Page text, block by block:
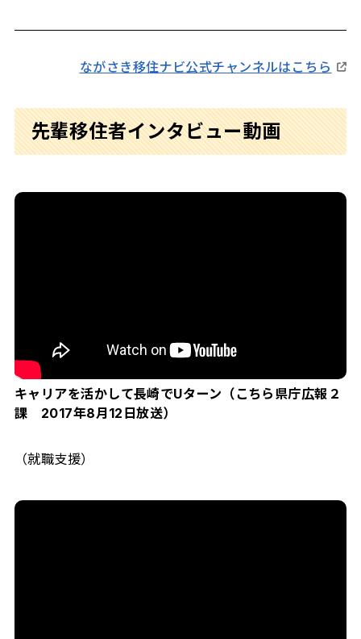
ながさき移住ナビ公式チャンネルはこちら
先輩移住者インタビュー動画
キャリアを活かして長崎でUターン（こちら県庁広報２
課 2017年8月12日放送）
（就職支援）